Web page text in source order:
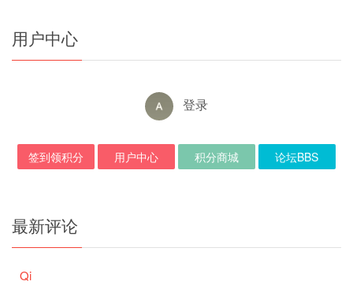
用户中心
登录
签到领积分 用户中心 积分商城 论坛BBS
最新评论
Qi